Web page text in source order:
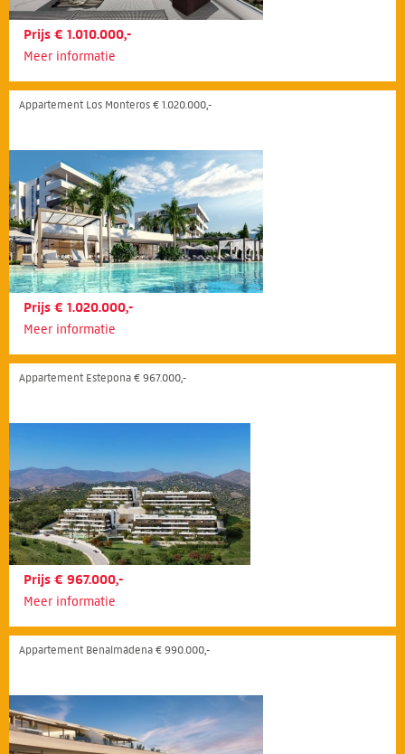
Prijs € 1.010.000,-
Meer informatie
Appartement Los Monteros € 1.020.000,-
Prijs € 1.020.000,-
Meer informatie
Appartement Estepona € 967.000,-
Prijs € 967.000,-
Meer informatie
Appartement Benalmádena € 990.000,-